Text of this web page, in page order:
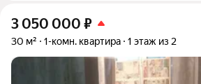
3 050 000 ₽
30 м² 1-комн. квартира 1 этаж из 2